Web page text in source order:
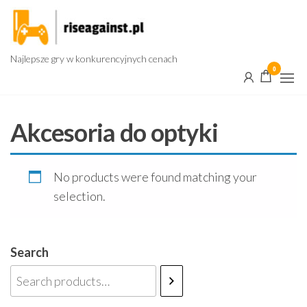
Przejdź
treści
Najlepsze gry w konkurencyjnych cenach
0
Akcesoria do optyki
No products were found matching your
selection.
Search